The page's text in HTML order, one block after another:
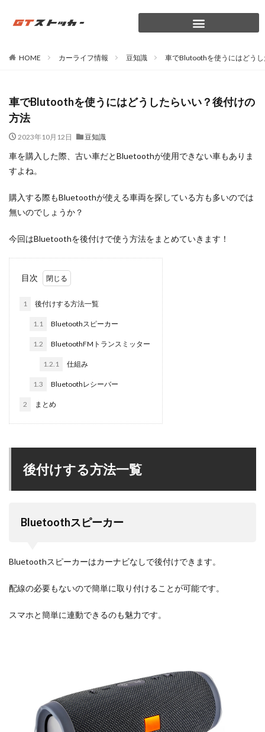
HOME カーライフ情報 豆知識 車でBlutoothを使うにはどう
車でBlutoothを使うにはどうしたらいい？後付けの
方法
2023年10月12日 豆知識
車を購入した際、古い車だとBluetoothが使用できない車もありま
すよね。
購入する際もBluetoothが使える車両を探している方も多いのでは
無いのでしょうか？
今回はBluetoothを後付けで使う方法をまとめていきます！
目次
1 後付けする方法一覧
1.1 Bluetoothスピーカー
1.2 BluetoothFMトランスミッター
1.2.1 仕組み
1.3 Bluetoothレシーバー
2 まとめ
後付けする方法一覧
Bluetoothスピーカー
Bluetoothスピーカーはカーナビなしで後付けできます。
配線の必要もないので簡単に取り付けることが可能です。
スマホと簡単に連動できるのも魅力です。